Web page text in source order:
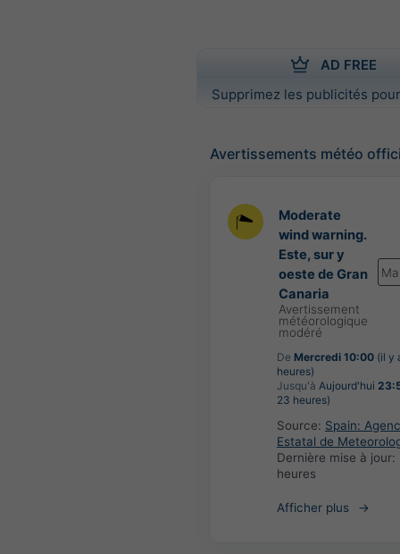
AD FREE
Supprimez les publicités
Avertissements météo
Moderate
wind warning.
Este, sur y
oeste de Gran
Canaria
Avertissement
météorologique
modéré
De Mercredi 10:00 (il y
heures)
Jusqu'à Aujourd'hui
23 heures)
Source: Spain:
Estatal de
Dernière mise à jour:
heures
Afficher plus